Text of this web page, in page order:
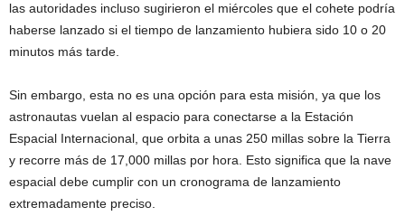
las autoridades incluso sugirieron el miércoles que el cohete podría
haberse lanzado si el tiempo de lanzamiento hubiera sido 10 o 20
minutos más tarde.
Sin embargo, esta no es una opción para esta misión, ya que los
astronautas vuelan al espacio para conectarse a la Estación
Espacial Internacional, que orbita a unas 250 millas sobre la Tierra
y recorre más de 17,000 millas por hora. Esto significa que la nave
espacial debe cumplir con un cronograma de lanzamiento
extremadamente preciso.